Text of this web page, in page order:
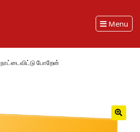
Menu
நாட்டைவிட்டு போறேன்